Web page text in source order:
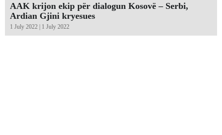
AAK krijon ekip për dialogun Kosovë – Serbi,
Ardian Gjini kryesues
1 July 2022 | 1 July 2022